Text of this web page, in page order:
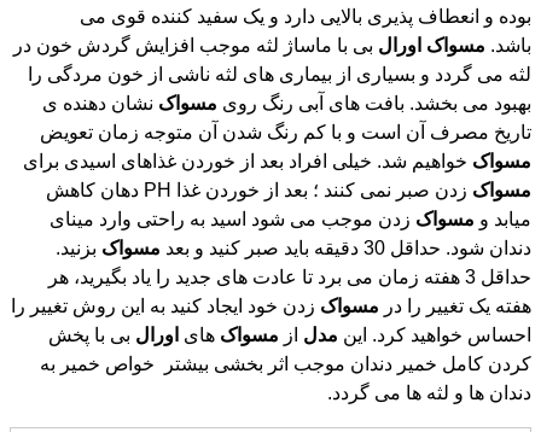
باشد. مسواک اورال بی با ماساژ لثه موجب افزایش گردش خون در
لثه می گردد و بسیاری از بیماری های لثه ناشی از خون مردگی را
بهبود می بخشد. بافت های آبی رنگ روی مسواک نشان دهنده ی
تاریخ مصرف آن است و با کم رنگ شدن آن متوجه زمان تعویض
مسواک خواهیم شد. خیلی افراد بعد از خوردن غذاهای اسیدی برای
مسواک
زدن صبر نمی کنند ؛ بعد از خوردن غذا PH دهان کاهش
میابد و مسواک زدن موجب می شود اسید به راحتی وارد مینای
دندان شود. حداقل 30 دقیقه باید صبر کنید و بعد
مسواک بزنید.
حداقل 3 هفته زمان می برد تا عادت های جدید را یاد بگیرید، هر
هفته یک تغییر را در مسواک زدن خود ایجاد کنید به این روش تغییر را
احساس خواهید کرد. این مدل از مسواک های اورال بی با پخش
کردن کامل خمیر دندان موجب اثر بخشی بیشتر خواص خمیر به
دندان ها و لثه ها می گردد.